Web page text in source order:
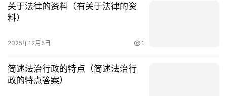
讯
法
关于法律的资料（有关于法律的资
料）
2025年12月5日 1
简述法治行政的特点（简述法治行
政的特点答案）